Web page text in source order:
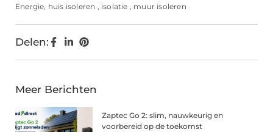
Energie, huis isoleren , isolatie , muur isoleren
Delen:
Meer Berichten
Zaptec Go 2: slim, nauwkeurig en
voorbereid op de toekomst